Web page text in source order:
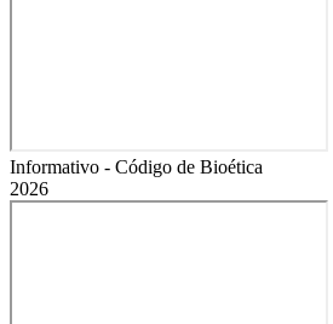
Informativo - Código de Bioética
2026